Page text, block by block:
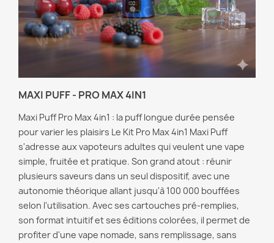
MAXI PUFF - PRO MAX 4IN1
Maxi Puff Pro Max 4in1 : la puff longue durée pensée
pour varier les plaisirs Le Kit Pro Max 4in1 Maxi Puff
s'adresse aux vapoteurs adultes qui veulent une vape
simple, fruitée et pratique. Son grand atout : réunir
plusieurs saveurs dans un seul dispositif, avec une
autonomie théorique allant jusqu'à 100 000 bouffées
selon l'utilisation. Avec ses cartouches pré-remplies,
son format intuitif et ses éditions colorées, il permet de
profiter d'une vape nomade, sans remplissage, sans